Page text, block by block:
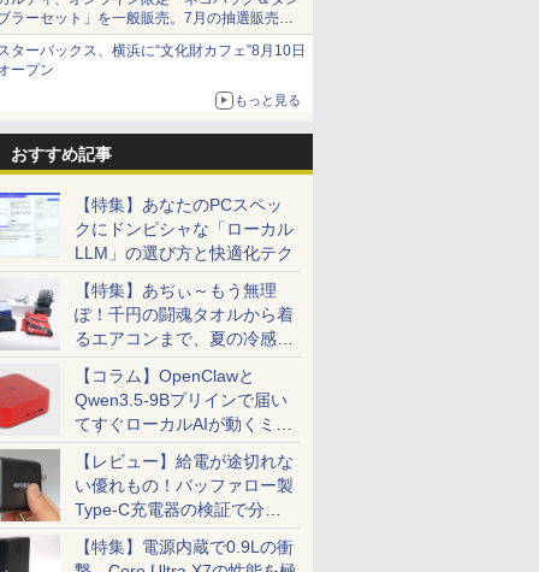
ラーセット」を一般販売。7月の抽選販売の
選無効分
ターバックス、横浜に“文化財カフェ”8月10日
ープン
もっと見る
おすすめ記事
【特集】あなたのPCスペッ
クにドンピシャな「ローカル
LLM」の選び方と快適化テク
【特集】あぢぃ～もう無理
ぽ！千円の闘魂タオルから着
るエアコンまで、夏の冷感グ
ッズ一挙紹介
【コラム】OpenClawと
Qwen3.5-9Bプリインで届い
てすぐローカルAIが動くミニ
PC「SER9 Pro」
【レビュー】給電が途切れな
い優れもの！バッファロー製
Type-C充電器の検証で分か
ったこと
【特集】電源内蔵で0.9Lの衝